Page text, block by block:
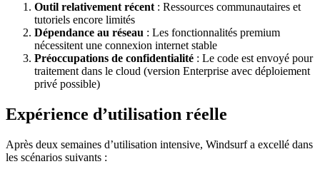
Outil relativement récent : Ressources communautaires et
tutoriels encore limités
Dépendance au réseau : Les fonctionnalités premium
nécessitent une connexion internet stable
Préoccupations de confidentialité : Le code est envoyé pour
traitement dans le cloud (version Enterprise avec déploiement
privé possible)
Expérience d’utilisation réelle
Après deux semaines d’utilisation intensive, Windsurf a excellé dans
les scénarios suivants :